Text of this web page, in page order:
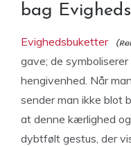
bag
Evighedsbuketter
gave; de
hengivenhed. Når
sender man ikke blot
at denne kærlighed
dybtfølt gestus, der